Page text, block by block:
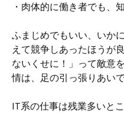
・肉体的に働き者でも、
ふまじめでもいい、いか
えて競争しあったほうが
ないくせに！」って敵意
情は、足の引っ張りあいで
IT系の仕事は残業多いと